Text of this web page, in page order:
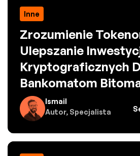
Inne
Zrozumienie
Ulepszanie
Kryptograficznych
Bankomatom
Ismail
Autor, Specjalista